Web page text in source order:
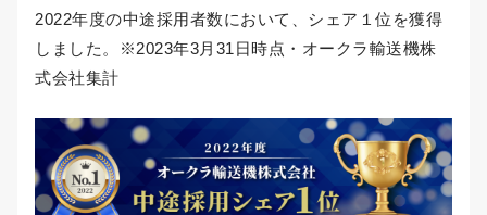
2022年度の中途採用者数において、シェア１位を獲得
しました。※2023年3月31日時点・オークラ輸送機株
式会社集計